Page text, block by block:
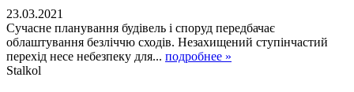
23.03.2021
Сучасне планування будівель і споруд передбачає
облаштування безліччю сходів. Незахищений ступінчастий
перехід несе небезпеку для... подробнее »
Stalkol